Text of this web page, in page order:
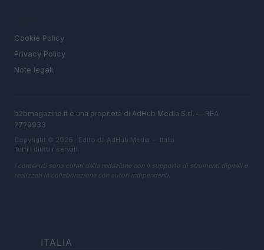
Cookie Policy
Privacy Policy
Note legali
b2bmagazine.it è una proprietà di AdHub Media S.r.l. — REA
2729933
Copyright © 2026 · Edito da AdHub Media — Italia
Tutti i diritti riservati
I contenuti sono curati dalla redazione con il supporto di strumenti digitali e
realizzati in collaborazione con autori indipendenti.
ITALIA